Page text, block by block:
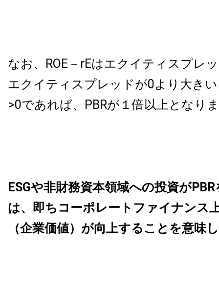
なお、ROE－rEはエクイティスプレ
エクイティスプレッドが0より大きい
>0であれば、PBRが１倍以上となり
ESGや非財務資本領域への投資が
は、即ちコーポレートファイナンス
（企業価値）が向上することを意味